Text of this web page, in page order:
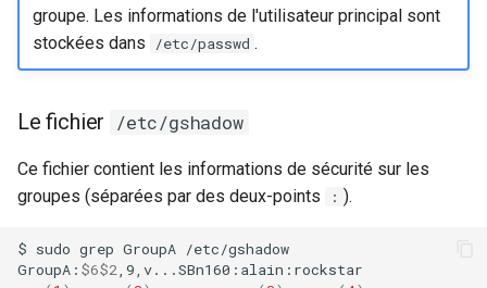
groupe. Les informations de l'utilisateur principal sont
stockées dans
/etc/passwd .
Le fichier /etc/gshadow
Ce fichier contient les informations de sécurité sur les
groupes (séparées par des deux-points
: ).
$ sudo grep GroupA /etc/gshadow
GroupA: $6$2